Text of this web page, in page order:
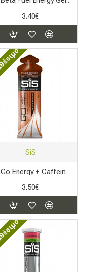
3,40€
SiS
SiS Go Energy + Caffeine Gel
3,50€